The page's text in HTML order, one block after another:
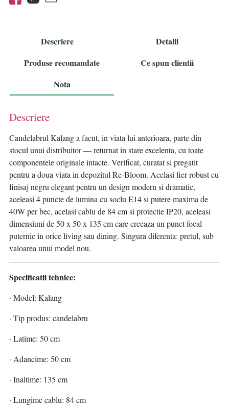
Descriere
Detalii
Produse recomandate
Ce spun clientii
Nota
Descriere
Candelabrul Kalang a facut, in viata lui anterioara, parte din
stocul unui distribuitor — returnat in stare excelenta, cu toate
componentele originale intacte. Verificat, curatat si pregatit
pentru a doua viata in depozitul Re-Bloom. Acelasi fier robust cu
finisaj negru elegant pentru un design modern si dramatic,
aceleasi 4 puncte de lumina cu soclu E14 si putere maxima de
40W per bec, acelasi cablu de 84 cm si protectie IP20, aceleasi
dimensiuni de 50 x 50 x 135 cm care creeaza un punct focal
puternic in orice living sau dining. Singura diferenta: pretul, sub
valoarea unui model nou.
Specificatii tehnice:
· Model: Kalang
· Tip produs: candelabru
· Latime: 50 cm
· Adancime: 50 cm
· Inaltime: 135 cm
· Lungime cablu: 84 cm